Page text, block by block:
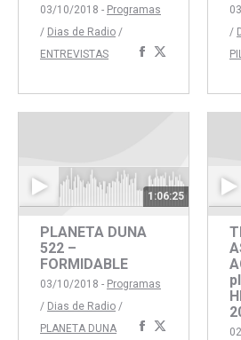
03/10/2018 - Programas
/ Dias de Radio /
ENTREVISTAS
Compartir
Facebook
Twitter
/
1:06:25
PLANETA DUNA
522 –
FORMIDABLE
03/10/2018 - Programas
/ Dias de Radio /
PLANETA DUNA
Compartir